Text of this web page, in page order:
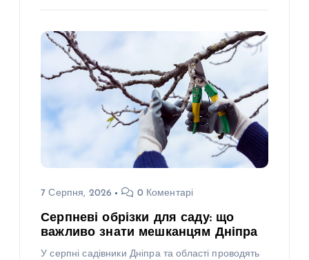
7 Серпня, 2026 0 Коментарі
Серпневі обрізки для саду: що
важливо знати мешканцям Дніпра
У серпні садівники Дніпра та області проводять